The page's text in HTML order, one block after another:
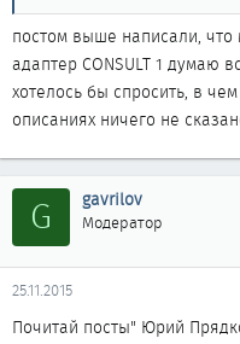
постом выше написали,
адаптер CONSULT 1 думаю
хотелось бы спросить, в чем
описаниях ничего не
G gavrilov
Модератор
25.11.2015
Почитай посты" Юрий